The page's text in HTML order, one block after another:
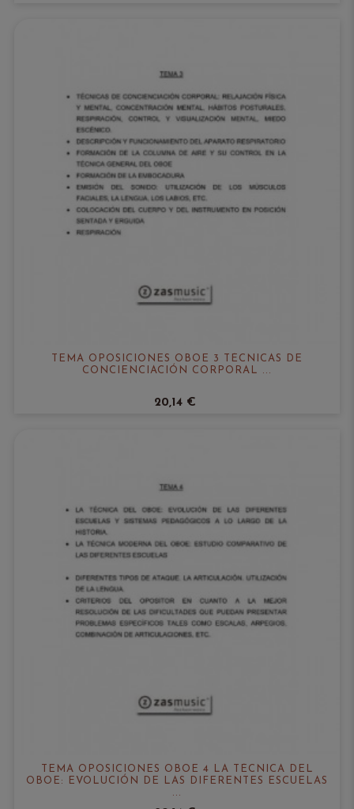
TEMA OPOSICIONES OBOE 3 TÉCNICAS DE
CONCIENCIACIÓN CORPORAL ...
20,14 €
TEMA OPOSICIONES OBOE 4 LA TÉCNICA DEL
OBOE: EVOLUCIÓN DE LAS DIFERENTES ESCUELAS
...